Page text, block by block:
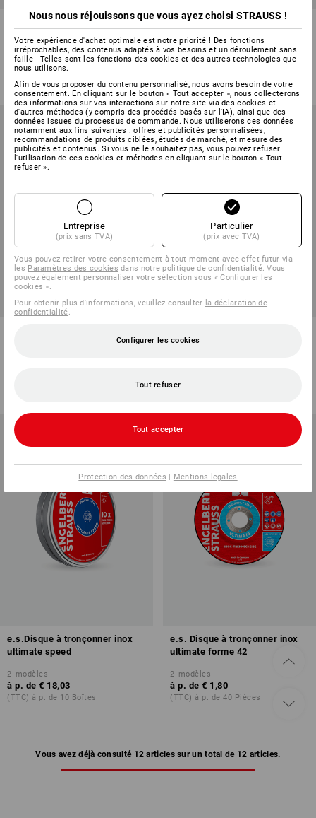
e.s. Disque à tronçonner inox
pro, pack de 10
modèles
à p. de € 7,87
(TTC) à p. de 10 Lot
Jeu test de disques à
tronçonner e.s.
2 modèles
(TTC)
classic, pack de 10
(TTC) à p. de 10 Lot
e.s.Disque à tronçonner inox
ultimate speed
2 modèles
à p. de € 18,03
(TTC) à p. de 10 Boîtes
e.s. Disque à tronçonner inox
ultimate forme 42
2 modèles
à p. de € 1,80
(TTC) à p. de 40 Pièces
Vous avez déjà consulté 12 articles sur un total de 12 articles.
Nous nous réjouissons que vous ayez choisi STRAUSS !
Votre expérience d'achat optimale est notre priorité ! Des fonctions
irréprochables, des contenus adaptés à vos besoins et un déroulement sans
faille - Telles sont les fonctions des cookies et des autres technologies que
nous utilisons.
Afin de vous proposer du contenu personnalisé, nous avons besoin de votre
consentement. En cliquant sur le bouton « Tout accepter », nous collecterons
des informations sur vos interactions sur notre site via des cookies et
d'autres méthodes (y compris des procédés basés sur l'IA), ainsi que des
données issues du processus de commande. Nous utiliserons ces données
notamment aux fins suivantes : offres et publicités personnalisées,
recommandations de produits ciblées, études de marché, et mesure des
publicités et contenus. Si vous ne le souhaitez pas, vous pouvez refuser
l'utilisation de ces cookies et méthodes en cliquant sur le bouton « Tout
refuser ».
Entreprise
(prix sans TVA)
Particulier
(prix avec TVA)
Vous pouvez retirer votre consentement à tout moment avec effet futur via
les Paramètres des cookies dans notre politique de confidentialité. Vous
pouvez également personnaliser votre sélection sous « Configurer les
cookies ».
Pour obtenir plus d'informations, veuillez consulter la déclaration de
confidentialité
Configurer les cookies
Tout refuser
Tout accepter
Protection des données | Mentions legales